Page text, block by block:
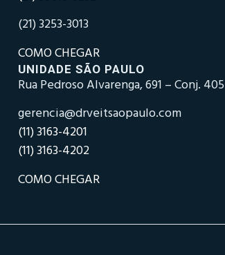
(21) 3253-3013
COMO CHEGAR
UNIDADE SÃO PAULO
Rua Pedroso Alvarenga, 691 – Conj. 405
gerencia@drveitsaopaulo.com
(11) 3163-4201
(11) 3163-4202
COMO CHEGAR